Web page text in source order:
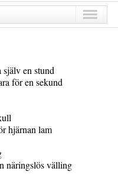
en stund
för en sekund
hjärnan lam
näringslös välling